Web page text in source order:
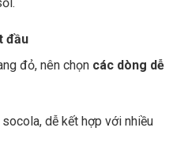
đầu
đỏ, nên chọn các dòng dễ
dễ kết hợp với nhiều